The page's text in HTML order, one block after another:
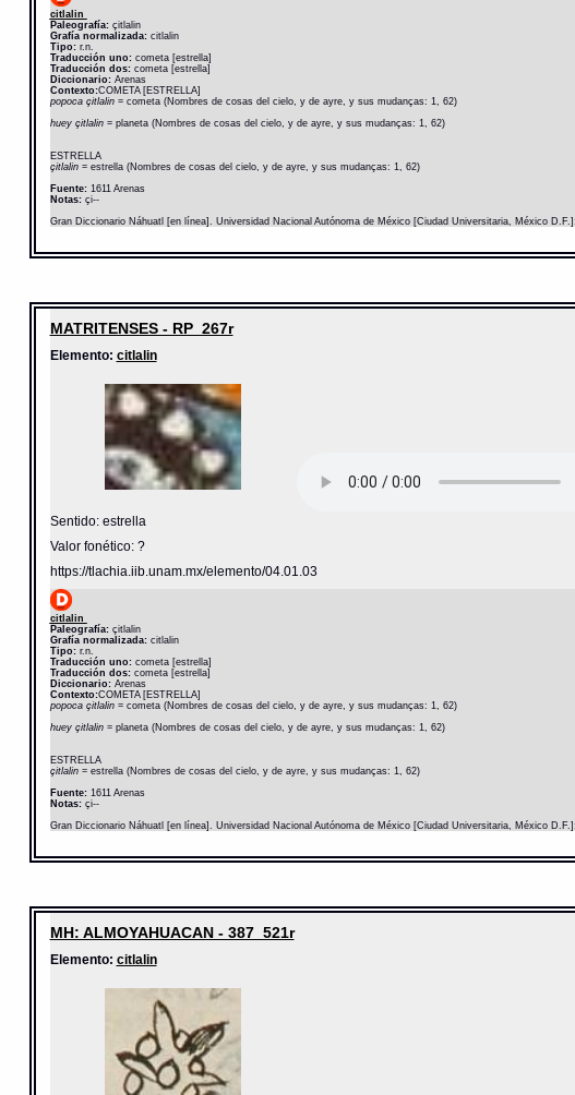
citlalin
Paleografía:çitlalin
Grafía normalizada:citlalin
Tipo:r.n.
Traducción uno:cometa [estrella]
Traducción dos:cometa [estrella]
Diccionario: Arenas
Contexto:COMETA [ESTRELLA]
popoca çitlalin = cometa (Nombres de cosas del cielo, y de ayre, y sus mudanças: 1, 62)
huey çitlalin = planeta (Nombres de cosas del cielo, y de ayre, y sus mudanças: 1, 62)
ESTRELLA
çitlalin = estrella (Nombres de cosas del cielo, y de ayre, y sus mudanças: 1, 62)
Fuente:1611 Arenas
Notas:çi--
Gran Diccionario Náhuatl [en línea]. Universidad Nacional Autónoma de México [Ciudad Universitaria, México
MATRITENSES - RP_267r
Elemento: citlalin
Sentido: estrella
Valor fonético: ?
https://tlachia.iib.unam.mx/elemento/04.01.03
citlalin
Paleografía:çitlalin
Grafía normalizada:citlalin
Tipo:r.n.
Traducción uno:cometa [estrella]
Traducción dos:cometa [estrella]
Diccionario: Arenas
Contexto:COMETA [ESTRELLA]
popoca çitlalin = cometa (Nombres de cosas del cielo, y de ayre, y sus mudanças: 1, 62)
huey çitlalin = planeta (Nombres de cosas del cielo, y de ayre, y sus mudanças: 1, 62)
ESTRELLA
çitlalin = estrella (Nombres de cosas del cielo, y de ayre, y sus mudanças: 1, 62)
Fuente:1611 Arenas
Notas:çi--
Gran Diccionario Náhuatl [en línea]. Universidad Nacional Autónoma de México [Ciudad Universitaria, México
MH: ALMOYAHUACAN - 387_521r
Elemento: citlalin